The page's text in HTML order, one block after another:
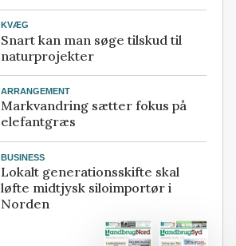
KVÆG
Snart kan man søge tilskud til
naturprojekter
ARRANGEMENT
Markvandring sætter fokus på
elefantgræs
BUSINESS
Lokalt generationsskifte skal
løfte midtjysk siloimportør i
Norden